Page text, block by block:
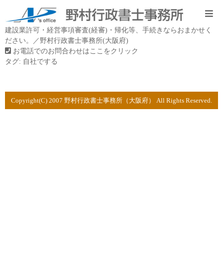
建設業許可・経営事項審査(経審)・帰化等、手続きならおまかせく
ださい。／野村行政書士事務所(大阪府)
お電話でのお問合わせはここをクリック
タグ: 自社でする
Copyright(C) 2007 野村行政書士事務所（大阪府） All Rights Reserved.